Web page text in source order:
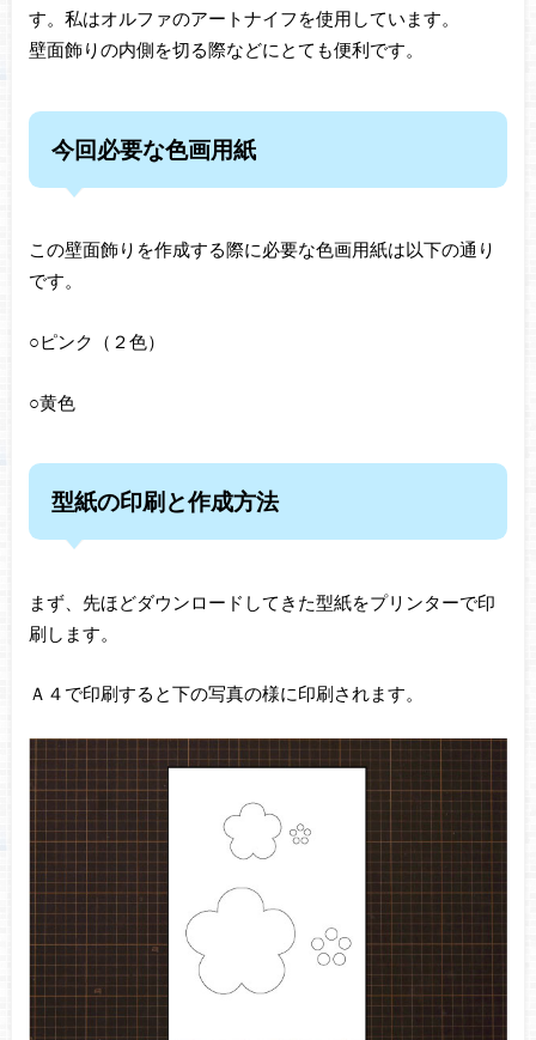
す。私はオルファのアートナイフを使用しています。
壁面飾りの内側を切る際などにとても便利です。
今回必要な色画用紙
この壁面飾りを作成する際に必要な色画用紙は以下の通り
です。
○ピンク（２色）
○黄色
型紙の印刷と作成方法
まず、先ほどダウンロードしてきた型紙をプリンターで印
刷します。
Ａ４で印刷すると下の写真の様に印刷されます。